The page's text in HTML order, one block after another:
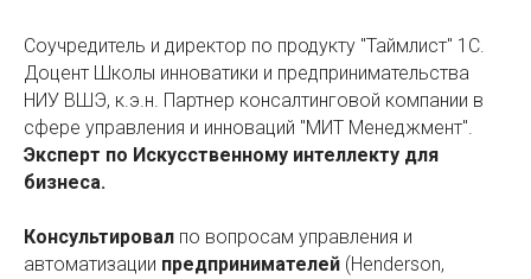
Соучредитель и директор по продукту "Таймлист" 1С.
Доцент Школы инноватики и предпринимательства
НИУ ВШЭ, к.э.н. Партнер консалтинговой компании в
сфере управления и инноваций "МИТ Менеджмент".
Эксперт по Искусственному интеллекту для
бизнеса.
Консультировал по вопросам управления и
автоматизации предпринимателей (Henderson,